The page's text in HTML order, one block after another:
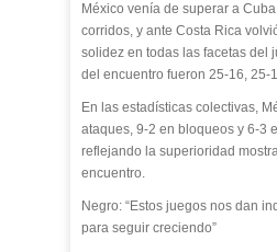
México venía de superar a
corridos, y ante Costa Rica
solidez en todas las facetas del
del encuentro fueron 25-16, 25-
En las estadísticas colectivas,
ataques, 9-2 en bloqueos y 6-3
reflejando la superioridad
encuentro.
Negro: “Estos juegos nos dan
para seguir creciendo”